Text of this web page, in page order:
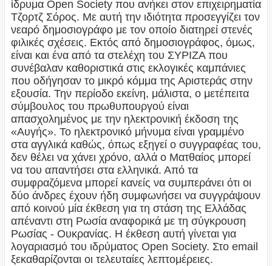
ίδρυμα Open Society που ανήκει στον επιχειρηματία
Τζορτζ Σόρος. Με αυτή την ιδιότητα προσεγγίζει τον
νεαρό δημοσιογράφο με τον οποίο διατηρεί στενές
φιλικές σχέσεις. Εκτός από δημοσιογράφος, όμως,
είναι και ένα από τα στελέχη του ΣΥΡΙΖΑ που
συνέβαλαν καθοριστικά στις εκλογικές καμπάνιες
που οδήγησαν το μικρό κόμμα της Αριστεράς στην
εξουσία. Την περίοδο εκείνη, μάλιστα, ο μετέπειτα
σύμβουλος του πρωθυπουργού είναι
απασχολημένος με την ηλεκτρονική έκδοση της
«Αυγής». Το ηλεκτρονικό μήνυμα είναι γραμμένο
στα αγγλικά καθώς, όπως εξηγεί ο συγγραφέας του,
δεν θέλει να χάνει χρόνο, αλλά ο Ματθαίος μπορεί
να του απαντήσει στα ελληνικά. Από τα
συμφραζόμενα μπορεί κανείς να συμπεράνει ότι οι
δύο άνδρες έχουν ήδη συμφωνήσει να συγγράψουν
από κοινού μία έκθεση για τη στάση της Ελλάδας
απέναντι στη Ρωσία αναφορικά με τη σύγκρουση
Ρωσίας - Ουκρα­νίας. Η έκθεση αυτή γίνεται για
λογαριασμό του ιδρύματος Open Society. Στο email
ξεκαθαρίζονται οι τελευταίες λεπτομέρειες.